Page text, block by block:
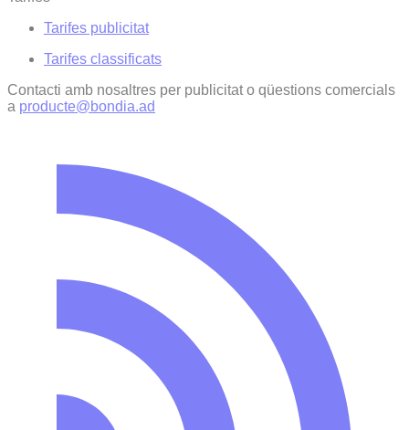
Tarifes publicitat
Tarifes classificats
Contacti amb nosaltres per publicitat o qüestions comercials
a producte@bondia.ad